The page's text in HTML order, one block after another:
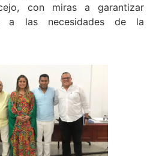
con miras a garantizar
a las necesidades de la